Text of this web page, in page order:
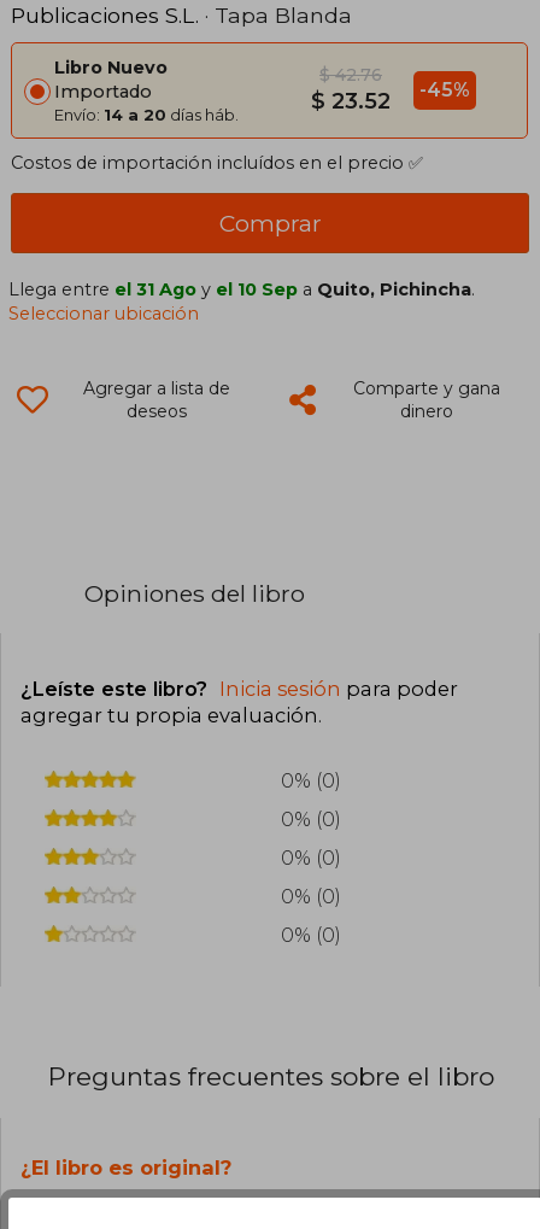
Publicaciones S.L. · Tapa Blanda
Libro Nuevo
Importado
Envío: 14 a 20 días háb.
$ 42.76
$ 23.52 -45%
Costos de importación incluídos en el precio ✅
Comprar
Llega entre el 31 Ago y el 10 Sep a Quito, Pichincha.
Seleccionar ubicación
Agregar a lista de
deseos
Comparte y gana
dinero
Opiniones del libro
¿Leíste este libro? Inicia sesión para poder
agregar tu propia evaluación.
0% (0)
0% (0)
0% (0)
0% (0)
0% (0)
Preguntas frecuentes sobre el libro
¿El libro es original?